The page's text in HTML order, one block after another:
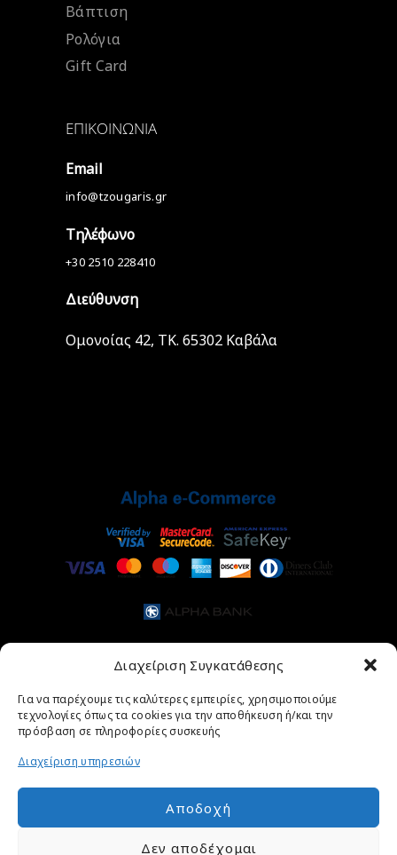
Διαχείριση Συγκατάθεσης
Για να παρέχουμε τις καλύτερες εμπειρίες, χρησιμοποιούμε
τεχνολογίες όπως τα cookies για την αποθήκευση ή/και την
πρόσβαση σε πληροφορίες συσκευής
Διαχείριση υπηρεσιών
Αποδοχή
Δεν αποδέχομαι
Βάπτιση
Ρολόγια
Gift Card
ΕΠΙΚΟΙΝΩΝΊΑ
Email
info@tzougaris.gr
Τηλέφωνο
+30 2510 228410
Διεύθυνση
Ομονοίας 42, ΤΚ. 65302 Καβάλα
ΑΡΧΙΚΉ ΣΕΛΊΔΑ ΚΟΣΜΉΜΑΤΑ ΡΟΛΌΓΙΑ
ΣΧΕΤΙΚΆ ΜΕ ΕΜΆΣ